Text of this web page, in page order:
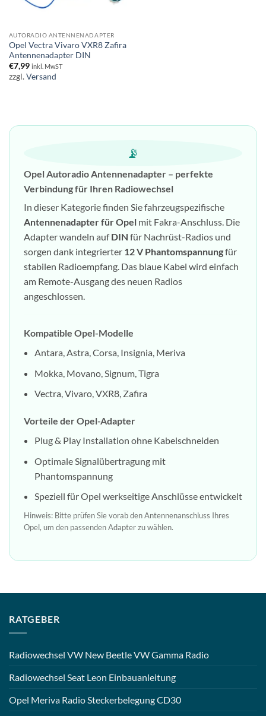
AUTORADIO ANTENNENADAPTER
Opel Vectra Vivaro VXR8 Zafira
Antennenadapter DIN
€7,99 inkl. MwST
zzgl.Versand
📡
Opel Autoradio Antennenadapter – perfekte
Verbindung für Ihren Radiowechsel
In dieser Kategorie finden Sie fahrzeugspezifische
Antennenadapter für Opel mit Fakra-Anschluss. Die
Adapter wandeln aufDIN für Nachrüst-Radios und
sorgen dank integrierter 12 V Phantomspannungfür
stabilen Radioempfang. Das blaue Kabel wird einfach
am Remote-Ausgang des neuen Radios
angeschlossen.
Kompatible Opel-Modelle
Antara, Astra, Corsa, Insignia, Meriva
Mokka, Movano, Signum, Tigra
Vectra, Vivaro, VXR8, Zafira
Vorteile der Opel-Adapter
Plug & Play Installation ohne Kabelschneiden
Optimale Signalübertragung mit
Phantomspannung
Speziell für Opel werkseitige Anschlüsse entwickelt
Hinweis: Bitte prüfen Sie vorab den Antennenanschluss Ihres
Opel, um den passenden Adapter zu wählen.
RATGEBER
Radiowechsel VW New Beetle VW Gamma Radio
Radiowechsel Seat Leon Einbauanleitung
Opel Meriva Radio Steckerbelegung CD30